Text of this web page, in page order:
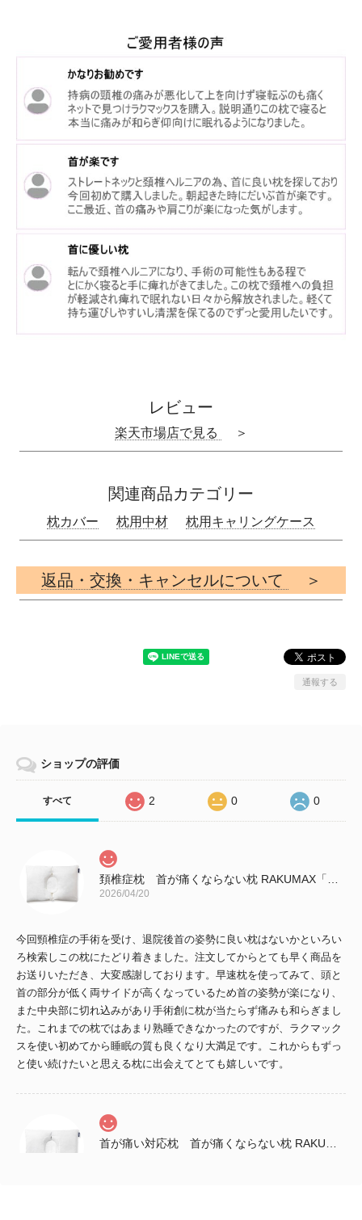
レビュー
楽天市場店で見る ＞
関連商品カテゴリー
枕カバー 枕用中材 枕用キャリングケース
返品・交換・キャンセルについて ＞
通報する
ショップの評価
すべて 2 0 0
2026/04/20
今回頸椎症の手術を受け、退院後首の姿勢に良い枕はないかといろい
ろ検索しこの枕にたどり着きました。注文してからとても早く商品を
お送りいただき、大変感謝しております。早速枕を使ってみて、頭と
首の部分が低く両サイドが高くなっているため首の姿勢が楽になり、
また中央部に切れ込みがあり手術創に枕が当たらず痛みも和らぎまし
た。これまでの枕ではあまり熟睡できなかったのですが、ラクマック
スを使い初めてから睡眠の質も良くなり大満足です。これからもずっ
と使い続けたいと思える枕に出会えてとても嬉しいです。